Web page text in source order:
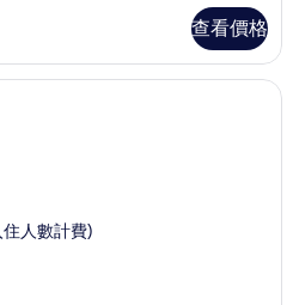
查看價格
迷你吧、客房內保險箱、書桌、隔音
人數計費)